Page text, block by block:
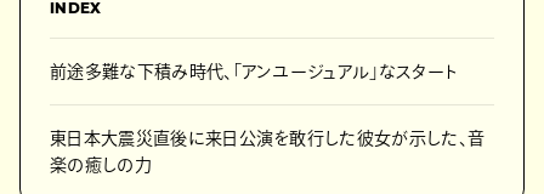
INDEX
前途多難な下積み時代、「アンユージュアル」なスタート
東日本大震災直後に来日公演を敢行した彼女が示した、音
楽の癒しの力